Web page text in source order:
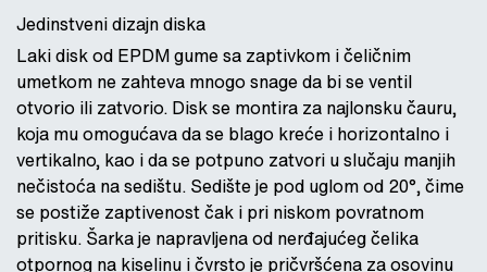
Jedinstveni dizajn diska
Laki disk od EPDM gume sa zaptivkom i čeličnim
umetkom ne zahteva mnogo snage da bi se ventil
otvorio ili zatvorio. Disk se montira za najlonsku čauru,
koja mu omogućava da se blago kreće i horizontalno i
vertikalno, kao i da se potpuno zatvori u slučaju manjih
nečistoća na sedištu. Sedište je pod uglom od 20°, čime
se postiže zaptivenost čak i pri niskom povratnom
pritisku. Šarka je napravljena od nerđajućeg čelika
otpornog na kiselinu i čvrsto je pričvršćena za osovinu